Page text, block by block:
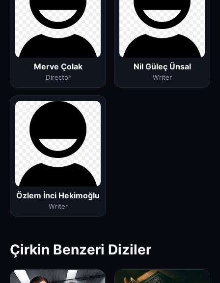
Merve Çolak
Director
Nil Güleç Ünsal
Writer
Özlem İnci Hekimoğlu
Writer
Çirkin Benzeri Diziler